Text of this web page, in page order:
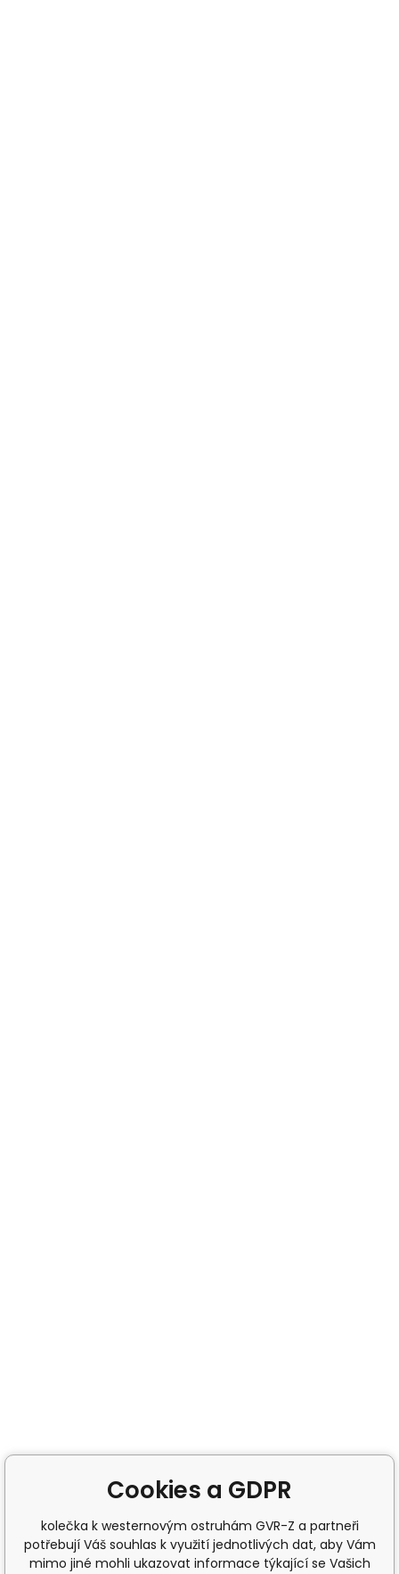
Cookies a GDPR
kolečka k westernovým ostruhám GVR-Z a partneři
potřebují Váš souhlas k využití jednotlivých dat, aby Vám
mimo jiné mohli ukazovat informace týkající se Vašich